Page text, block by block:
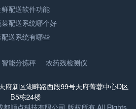
配送软件功能
配送系统哪个好
送系统有哪些
智能分拣秤 农药残检测仪
府新区湖畔路西段99号天府菁蓉中心D区
B5栋24楼
顺点科技有限公司 版权所有 All Rights